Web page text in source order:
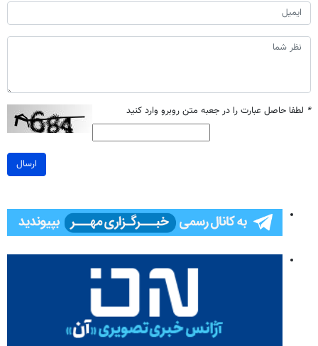
* لطفا حاصل عبارت را در جعبه متن روبرو وارد کنید
ارسال